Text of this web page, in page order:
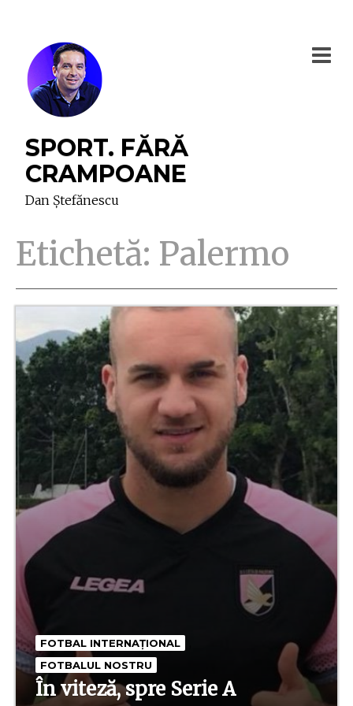
SPORT. FĂRĂ
CRAMPOANE
Dan Ștefănescu
Etichetă: Palermo
FOTBAL INTERNAȚIONAL
FOTBALUL NOSTRU
În viteză, spre Serie A